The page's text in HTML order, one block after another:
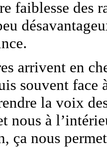
faiblesse des
arrivent en
souvent
la voix
nous à
ça nous